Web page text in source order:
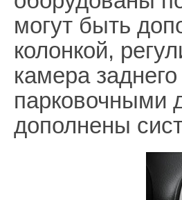
могут быть
колонкой,
камера
парковочными
дополнены